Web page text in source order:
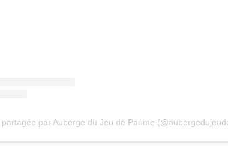
par Auberge du Jeu de Paume